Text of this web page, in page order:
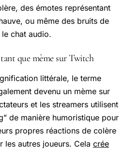
des émotes représentant
ou même des bruits de
chat audio.
que mème sur Twitch
littérale, le terme
devenu un mème sur
et les streamers utilisent
de manière humoristique pour
propres réactions de colère
les autres joueurs. Cela crée